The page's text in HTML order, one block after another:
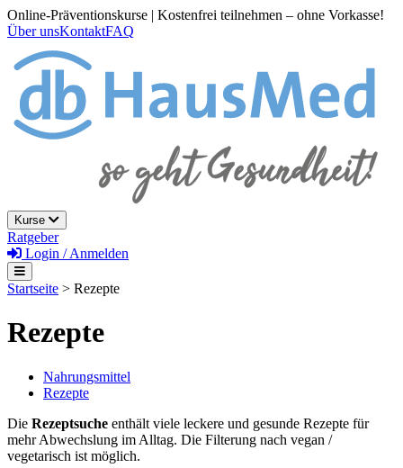
Online-Präventionskurse | Kostenfrei teilnehmen – ohne Vorkasse!
Über unsKontaktFAQ
Kurse
Ratgeber
Login / Anmelden
Startseite > Rezepte
Rezepte
Nahrungsmittel
Rezepte
Die Rezeptsuche enthält viele leckere und gesunde Rezepte für
mehr Abwechslung im Alltag. Die Filterung nach vegan /
vegetarisch ist möglich.